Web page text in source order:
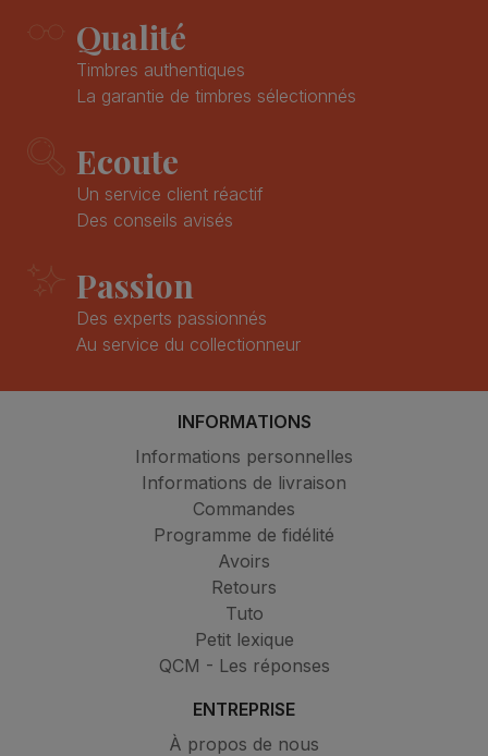
Qualité
Timbres authentiques
La garantie de timbres sélectionnés
Ecoute
Un service client réactif
Des conseils avisés
Passion
Des experts passionnés
Au service du collectionneur
INFORMATIONS
Informations personnelles
Informations de livraison
Commandes
Programme de fidélité
Avoirs
Retours
Tuto
Petit lexique
QCM - Les réponses
ENTREPRISE
À propos de nous